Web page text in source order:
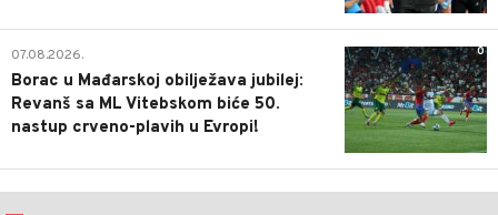
0
07.08.2026.
Borac u Mađarskoj obilježava jubilej:
Revanš sa ML Vitebskom biće 50.
nastup crveno-plavih u Evropi!